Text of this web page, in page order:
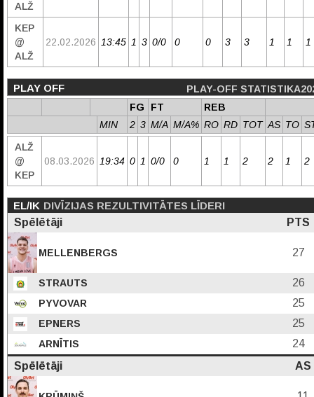
ALŽ
KEP
@
ALŽ
22.02.2026 13:45 1 3 0/0 0 0 3 3 1 1 1
PLAY OFF
PLAY-OFF
FG
FT
REB
MIN
2 3 M/A M/A% RO RD TOT AS TO
ALŽ
@
KEP
08.03.2026 19:34 0 1 0/0 0 1 1 2 2 1 2
EL/IK DIVĪZIJAS REZULTIVITĀTES LĪDERI
Spēlētāji
PTS
MELLENBERGS 27
STRAUTS 26
PYVOVAR 25
EPNERS 25
ARNĪTIS
24
Spēlētāji
AS